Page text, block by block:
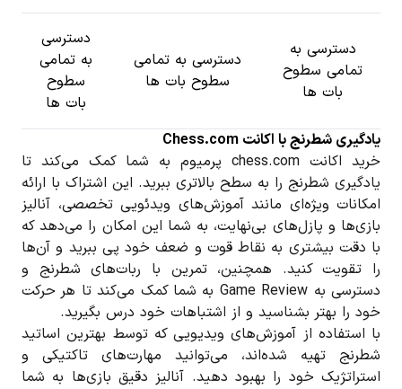
دسترسی به
تمامی سطوح
بات ها
دسترسی به تمامی
سطوح بات ها
دسترسی
به تمامی
سطوح
بات ها
یادگیری شطرنج با اکانت Chess.com
خرید اکانت chess.com پرمیوم به شما کمک می‌کند تا
یادگیری شطرنج را به سطح بالاتری ببرید. این اشتراک با ارائه
امکانات ویژه‌ای مانند آموزش‌های ویدئویی تخصصی، آنالیز
بازی‌ها و پازل‌های بی‌نهایت، به شما این امکان را می‌دهد که
با دقت بیشتری به نقاط قوت و ضعف خود پی ببرید و آن‌ها
را تقویت کنید. همچنین، تمرین با ربات‌های شطرنج و
دسترسی به Game Review به شما کمک می‌کند تا هر حرکت
خود را بهتر بشناسید و از اشتباهات خود درس بگیرید.
با استفاده از آموزش‌های ویدیویی که توسط بهترین اساتید
شطرنج تهیه شده‌اند، می‌توانید مهارت‌های تاکتیکی و
استراتژیک خود را بهبود دهید. آنالیز دقیق بازی‌ها به شما